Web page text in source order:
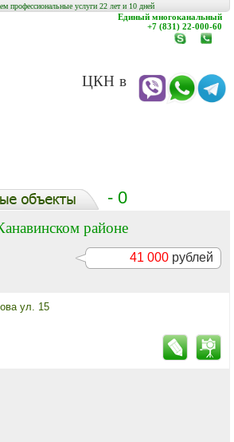
профессиональные услуги 22 лет и 10 дней
в
Единый многоканальный
+7 (831) 22-000-60
www.c-
- 0
районе
41 000 рублей
ул. 15